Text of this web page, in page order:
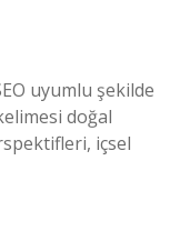
uyumlu şekilde
doğal
içsel